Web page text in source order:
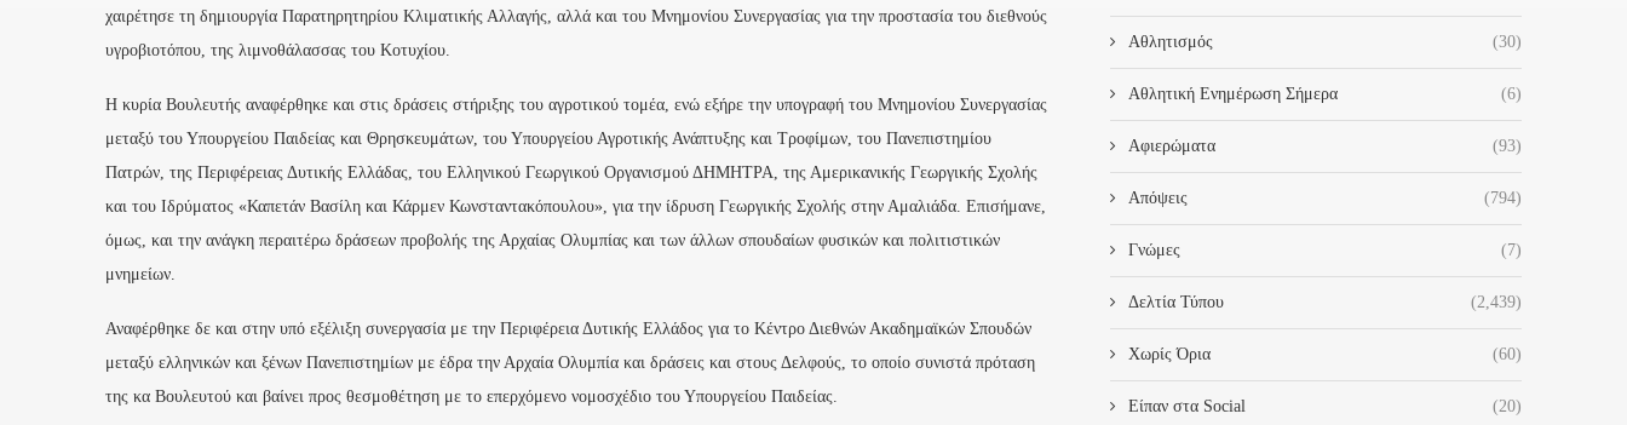
χαιρέτησε τη δημιουργία Παρατηρητηρίου Κλιματικής Αλλαγής, αλλά και του Μνημονίου Συνεργασίας για την προστασία του διεθνούς
υγροβιοτόπου, της λιμνοθάλασσας του Κοτυχίου.
Η κυρία Βουλευτής αναφέρθηκε και στις δράσεις στήριξης του αγροτικού τομέα, ενώ εξήρε την υπογραφή του Μνημονίου Συνεργασίας
μεταξύ του Υπουργείου Παιδείας και Θρησκευμάτων, του Υπουργείου Αγροτικής Ανάπτυξης και Τροφίμων, του Πανεπιστημίου
Πατρών, της Περιφέρειας Δυτικής Ελλάδας, του Ελληνικού Γεωργικού Οργανισμού ΔΗΜΗΤΡΑ, της Αμερικανικής Γεωργικής Σχολής
και του Ιδρύματος «Καπετάν Βασίλη και Κάρμεν Κωνσταντακόπουλου», για την ίδρυση Γεωργικής Σχολής στην Αμαλιάδα. Επισήμανε,
όμως, και την ανάγκη περαιτέρω δράσεων προβολής της Αρχαίας Ολυμπίας και των άλλων σπουδαίων φυσικών και πολιτιστικών
μνημείων.
Αναφέρθηκε δε και στην υπό εξέλιξη συνεργασία με την Περιφέρεια Δυτικής Ελλάδος για το Κέντρο Διεθνών Ακαδημαϊκών Σπουδών
μεταξύ ελληνικών και ξένων Πανεπιστημίων με έδρα την Αρχαία Ολυμπία και δράσεις και στους Δελφούς, το οποίο συνιστά πρόταση
της κα Βουλευτού και βαίνει προς θεσμοθέτηση με το επερχόμενο νομοσχέδιο του Υπουργείου Παιδείας.
Αθλητισμός (30)
Αθλητική Ενημέρωση Σήμερα (6)
Αφιερώματα (93)
Απόψεις (794)
Γνώμες (7)
Δελτία Τύπου (2,439)
Χωρίς Όρια (60)
Είπαν στα Social (20)